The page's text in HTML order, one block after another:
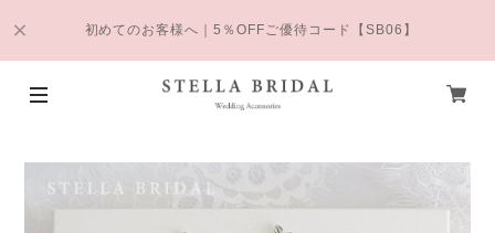
初めてのお客様へ｜5％OFFご優待コード【SB06】